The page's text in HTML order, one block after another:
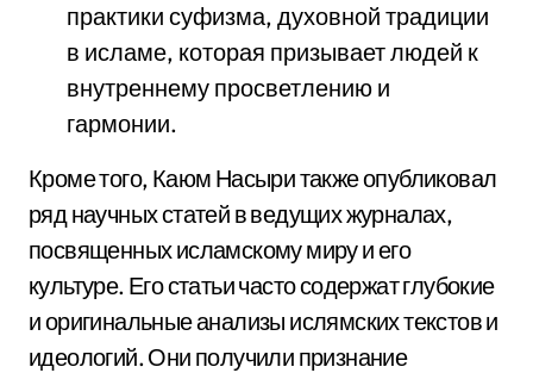
практики суфизма, духовной традиции
в исламе, которая призывает людей к
внутреннему просветлению и
гармонии.
Кроме того, Каюм Насыри также опубликовал
ряд научных статей в ведущих журналах,
посвященных исламскому миру и его
культуре. Его статьи часто содержат глубокие
и оригинальные анализы ислямских текстов и
идеологий. Они получили признание